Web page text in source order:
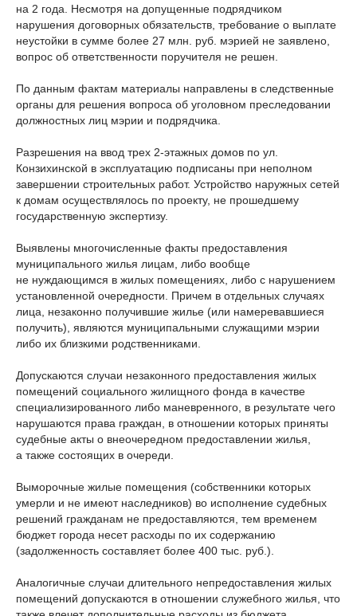
на 2 года. Несмотря на допущенные подрядчиком
нарушения договорных обязательств, требование о выплате
неустойки в сумме более 27 млн. руб. мэрией не заявлено,
вопрос об ответственности поручителя не решен.
По данным фактам материалы направлены в следственные
органы для решения вопроса об уголовном преследовании
должностных лиц мэрии и подрядчика.
Разрешения на ввод трех 2-этажных домов по ул.
Конзихинской в эксплуатацию подписаны при неполном
завершении строительных работ. Устройство наружных сетей
к домам осуществлялось по проекту, не прошедшему
государственную экспертизу.
Выявлены многочисленные факты предоставления
муниципального жилья лицам, либо вообще
не нуждающимся в жилых помещениях, либо с нарушением
установленной очередности. Причем в отдельных случаях
лица, незаконно получившие жилье (или намеревавшиеся
получить), являются муниципальными служащими мэрии
либо их близкими родственниками.
Допускаются случаи незаконного предоставления жилых
помещений социального жилищного фонда в качестве
специализированного либо маневренного, в результате чего
нарушаются права граждан, в отношении которых приняты
судебные акты о внеочередном предоставлении жилья,
а также состоящих в очереди.
Выморочные жилые помещения (собственники которых
умерли и не имеют наследников) во исполнение судебных
решений гражданам не предоставляются, тем временем
бюджет города несет расходы по их содержанию
(задолженность составляет более 400 тыс. руб.).
Аналогичные случаи длительного непредоставления жилых
помещений допускаются в отношении служебного жилья, что